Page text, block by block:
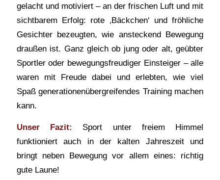
gelacht und motiviert – an der frischen Luft und mit
sichtbarem Erfolg: rote ‚Bäckchen‘ und fröhliche
Gesichter bezeugten, wie ansteckend Bewegung
draußen ist. Ganz gleich ob jung oder alt, geübter
Sportler oder bewegungsfreudiger Einsteiger – alle
waren mit Freude dabei und erlebten, wie viel
Spaß generationenübergreifendes Training machen
kann.
Unser Fazit: Sport unter freiem Himmel
funktioniert auch in der kalten Jahreszeit und
bringt neben Bewegung vor allem eines: richtig
gute Laune!